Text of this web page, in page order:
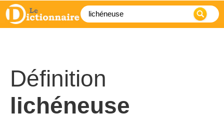
Définition
lichéneuse